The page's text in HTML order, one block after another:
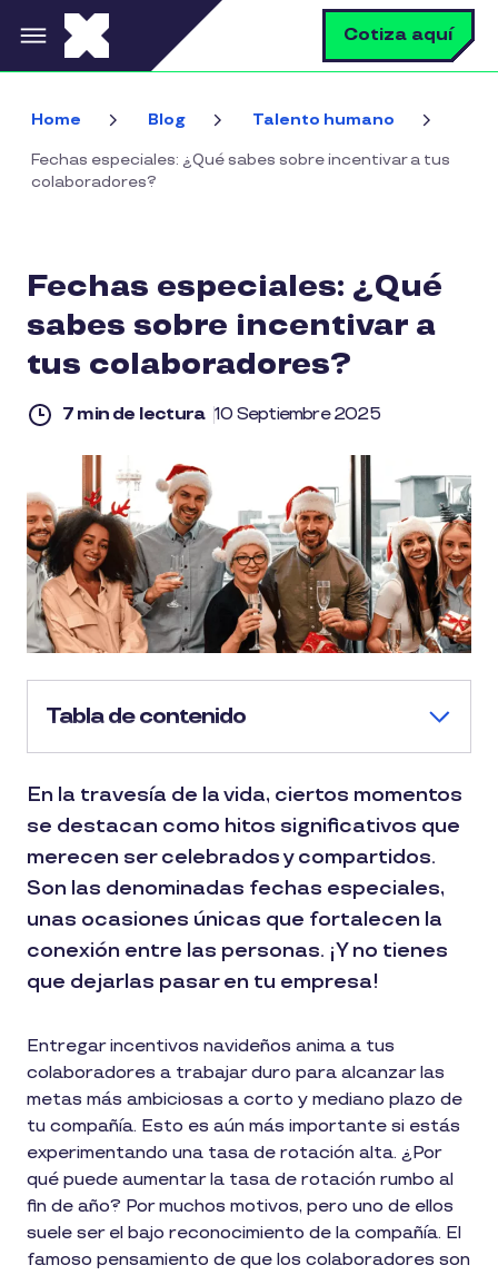
Pasar al contenido principal Cotiza aquí
Home Blog Talento humano
Fechas especiales: ¿Qué sabes sobre incentivar a tus
colaboradores?
Fechas especiales: ¿Qué
sabes sobre incentivar a
tus colaboradores?
7 min de lectura 10 Septiembre 2025
Tabla de contenido
En la travesía de la vida, ciertos momentos
se destacan como hitos significativos que
merecen ser celebrados y compartidos.
Son las denominadas fechas especiales,
unas ocasiones únicas que fortalecen la
conexión entre las personas. ¡Y no tienes
que dejarlas pasar en tu empresa!
Entregar incentivos navideños anima a tus
colaboradores a trabajar duro para alcanzar las
metas más ambiciosas a corto y mediano plazo de
tu compañía. Esto es aún más importante si estás
experimentando una tasa de rotación alta. ¿Por
qué puede aumentar la tasa de rotación rumbo al
fin de año? Por muchos motivos, pero uno de ellos
suele ser el bajo reconocimiento de la compañía. El
famoso pensamiento de que los colaboradores son